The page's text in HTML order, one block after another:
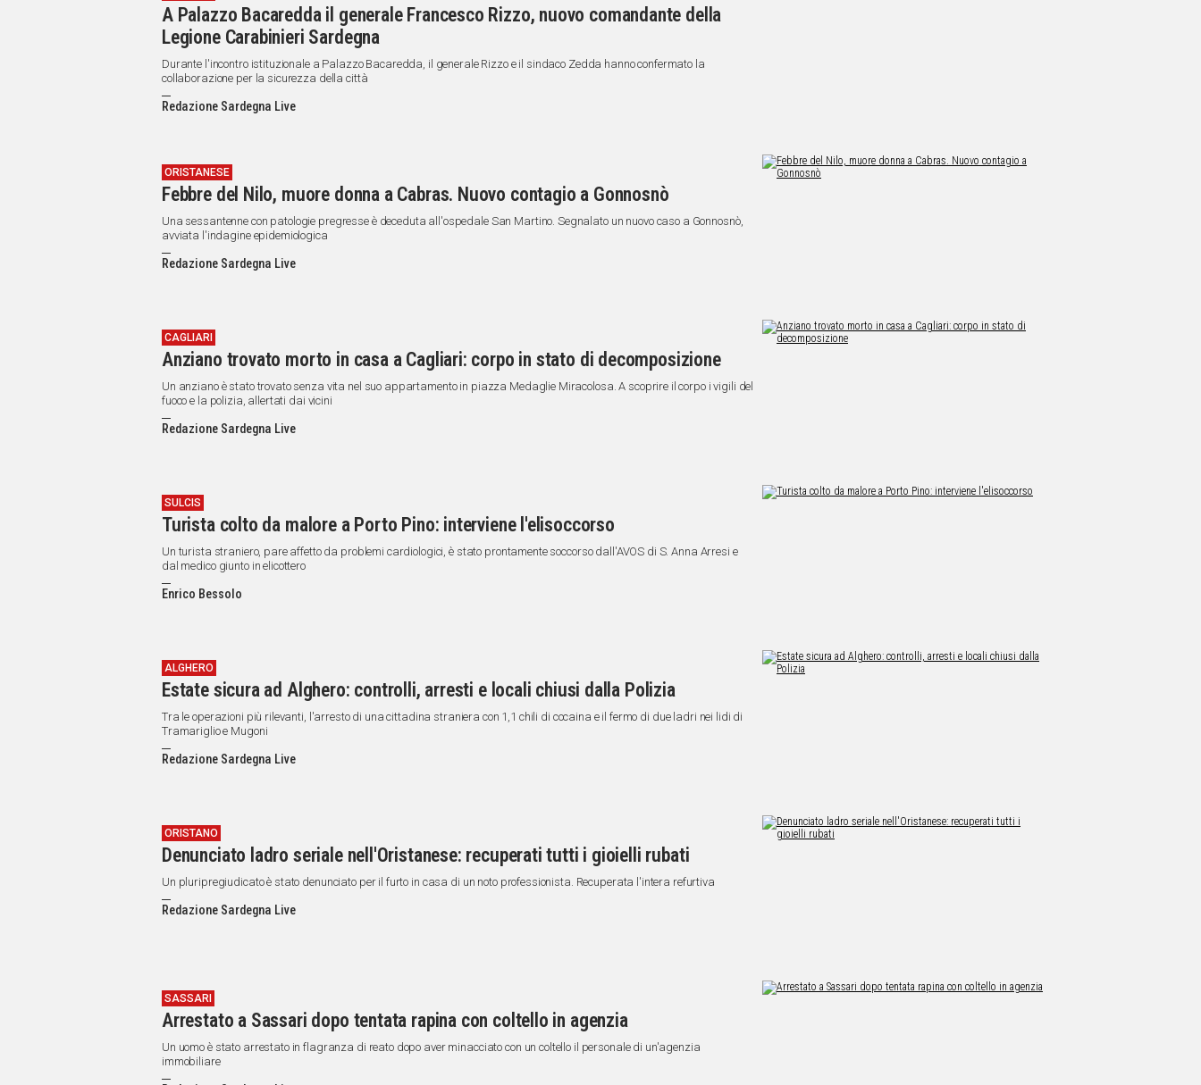
A Palazzo Bacaredda il generale Francesco Rizzo, nuovo comandante della
Legione Carabinieri Sardegna
Durante l'incontro istituzionale a Palazzo Bacaredda, il generale Rizzo e il sindaco Zedda hanno confermato la
collaborazione per la sicurezza della città
Redazione Sardegna Live
ORISTANESE
Febbre del Nilo, muore donna a Cabras. Nuovo contagio a Gonnosnò
Una sessantenne con patologie pregresse è deceduta all'ospedale San Martino. Segnalato un nuovo caso a Gonnosnò,
avviata l'indagine epidemiologica
Redazione Sardegna Live
CAGLIARI
Anziano trovato morto in casa a Cagliari: corpo in stato di decomposizione
Un anziano è stato trovato senza vita nel suo appartamento in piazza Medaglie Miracolosa. A scoprire il corpo i vigili del
fuoco e la polizia, allertati dai vicini
Redazione Sardegna Live
SULCIS
Turista colto da malore a Porto Pino: interviene l'elisoccorso
Un turista straniero, pare affetto da problemi cardiologici, è stato prontamente soccorso dall'AVOS di S. Anna Arresi e
dal medico giunto in elicottero
Enrico Bessolo
ALGHERO
Estate sicura ad Alghero: controlli, arresti e locali chiusi dalla Polizia
Tra le operazioni più rilevanti, l'arresto di una cittadina straniera con 1,1 chili di cocaina e il fermo di due ladri nei lidi di
Tramariglio e Mugoni
Redazione Sardegna Live
ORISTANO
Denunciato ladro seriale nell'Oristanese: recuperati tutti i gioielli rubati
Un pluripregiudicato è stato denunciato per il furto in casa di un noto professionista. Recuperata l'intera refurtiva
Redazione Sardegna Live
SASSARI
Arrestato a Sassari dopo tentata rapina con coltello in agenzia
Un uomo è stato arrestato in flagranza di reato dopo aver minacciato con un coltello il personale di un'agenzia
immobiliare